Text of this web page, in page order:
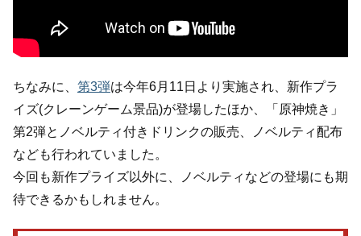
ちなみに、 第3弾は今年6月11日より実施され、新作プラ
イズ(クレーンゲーム景品)が登場したほか、「原神焼き」
第2弾とノベルティ付きドリンクの販売、ノベルティ配布
なども行われていました。
今回も新作プライズ以外に、ノベルティなどの登場にも期
待できるかもしれません。